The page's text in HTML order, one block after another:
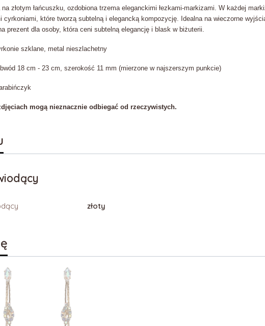
na złotym łańcuszku, ozdobiona trzema eleganckimi łezkami-markizami. W każdej
cyrkoniami, które tworzą subtelną i elegancką kompozycję. Idealna na wieczorne
prezent dla osoby, która ceni subtelną elegancję i blask w biżuterii.
szklane, metal nieszlachetny
18 cm - 23 cm, szerokość 11 mm (mierzone w najszerszym punkcie)
mogą nieznacznie odbiegać od rzeczywistych.
złoty